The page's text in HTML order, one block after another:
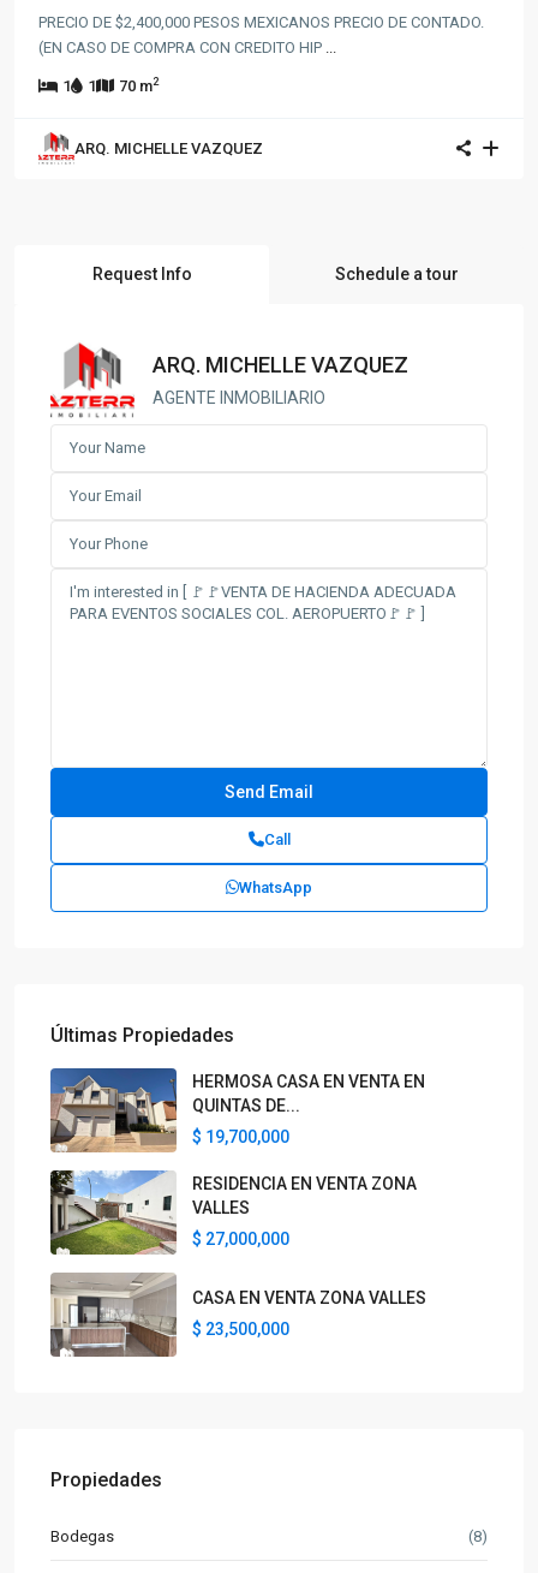
PRECIO DE $2,400,000 PESOS MEXICANOS PRECIO DE CONTADO.
(EN CASO DE COMPRA CON CREDITO HIP
1 1 70 m2
ARQ. MICHELLE VAZQUEZ
Request Info Schedule a tour
ARQ. MICHELLE VAZQUEZ
AGENTE INMOBILIARIO
Call
WhatsApp
Últimas Propiedades
HERMOSA CASA EN VENTA EN
QUINTAS DE...
$ 19,700,000
RESIDENCIA EN VENTA ZONA
VALLES
$ 27,000,000
CASA EN VENTA ZONA VALLES
$ 23,500,000
Propiedades
Bodegas (8)